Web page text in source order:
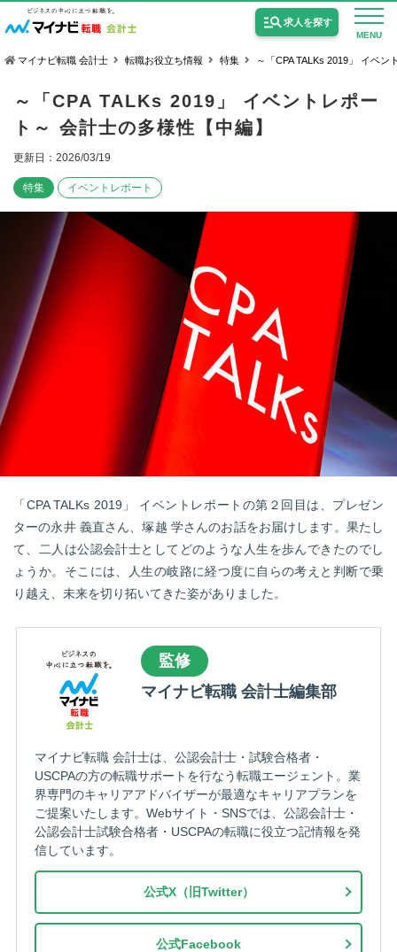
MENU
求人を探す
公認会計士試験合格向けの求人
USCPA（米国公認会計士）の求人
女性会計士の転職
個別転職相談会・セミナー
転職お役立ち情報
非公開求人とは？
サービス紹介
転職お役立ち情報
業界情報
求人情報
マイナビ転職 会計士 転職お役立ち情報 特集 ～「CPA TALKs 2019」 イベ
～「CPA TALKs 2019」 イベントレポー
ト～ 会計士の多様性【中編】
更新日：2026/03/19
特集 イベントレポート
「CPA TALKs 2019」 イベントレポートの第２回目は、プレゼン
ターの永井 義直さん、塚越 学さんのお話をお届けします。果たし
て、二人は公認会計士としてどのような人生を歩んできたのでし
ょうか。そこには、人生の岐路に経つ度に自らの考えと判断で乗
り越え、未来を切り拓いてきた姿がありました。
監修
マイナビ転職 会計士編集部
マイナビ転職 会計士は、公認会計士・試験合格者・
USCPAの方の転職サポートを行なう転職エージェント。業
界専門のキャリアアドバイザーが最適なキャリアプランを
ご提案いたします。Webサイト・SNSでは、公認会計士・
公認会計士試験合格者・USCPAの転職に役立つ記情報を発
信しています。
公式X（旧Twitter）
公式Facebook